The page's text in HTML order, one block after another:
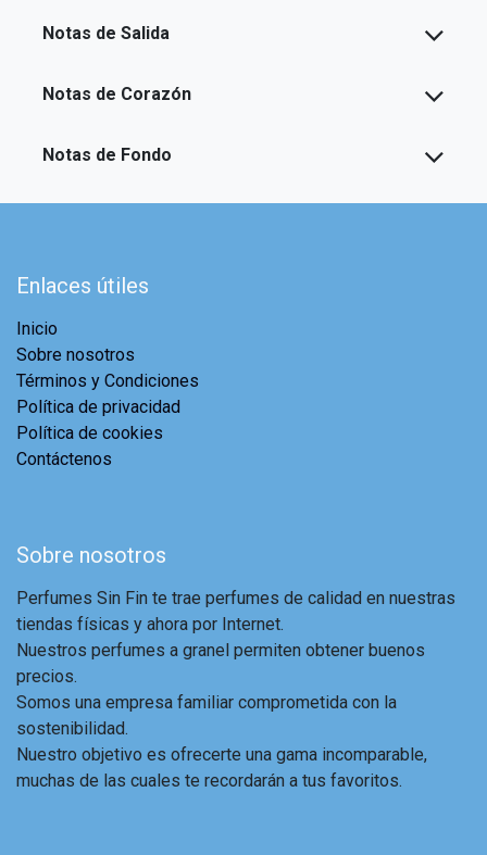
Notas de Salida
Notas de Corazón
Notas de Fondo
Enlaces útiles
Inicio
Sobre nosotros
Términos y Condiciones
Política de privacidad
Política de cookies
Contáctenos
Sobre nosotros
Perfumes Sin Fin te trae perfumes de calidad en nuestras
tiendas físicas y ahora por Internet.
Nuestros perfumes a granel permiten obtener buenos
precios.
Somos una empresa familiar comprometida con la
sostenibilidad.
Nuestro objetivo es ofrecerte una gama incomparable,
muchas de las cuales te recordarán a tus favoritos.